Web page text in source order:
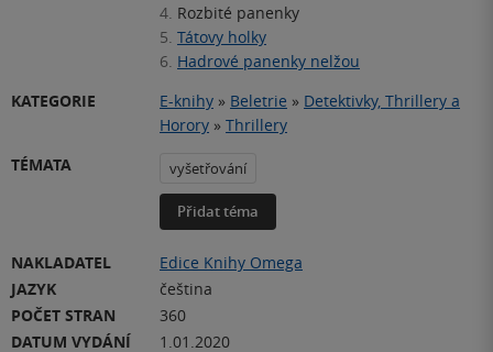
4. Rozbité panenky
5. Tátovy holky
6. Hadrové panenky nelžou
KATEGORIE
E-knihy » Beletrie » Detektivky, Thrillery a
Horory » Thrillery
TÉMATA
vyšetřování
Přidat téma
NAKLADATEL
Edice Knihy Omega
JAZYK
čeština
POČET STRAN
360
DATUM VYDÁNÍ
1.01.2020